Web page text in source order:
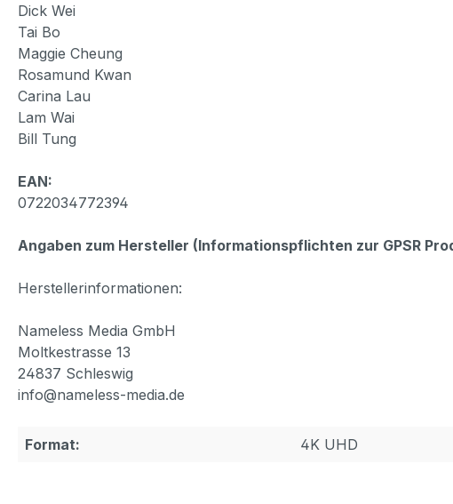
Dick Wei
Tai Bo
Maggie Cheung
Rosamund Kwan
Carina Lau
Lam Wai
Bill Tung
EAN:
0722034772394
Angaben zum Hersteller (Informationspflichten zur GPSR
Herstellerinformationen:
Nameless Media GmbH
Moltkestrasse 13
24837 Schleswig
info@nameless-media.de
Format: 4K UHD